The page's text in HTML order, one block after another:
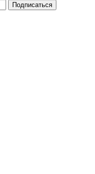
Подписаться